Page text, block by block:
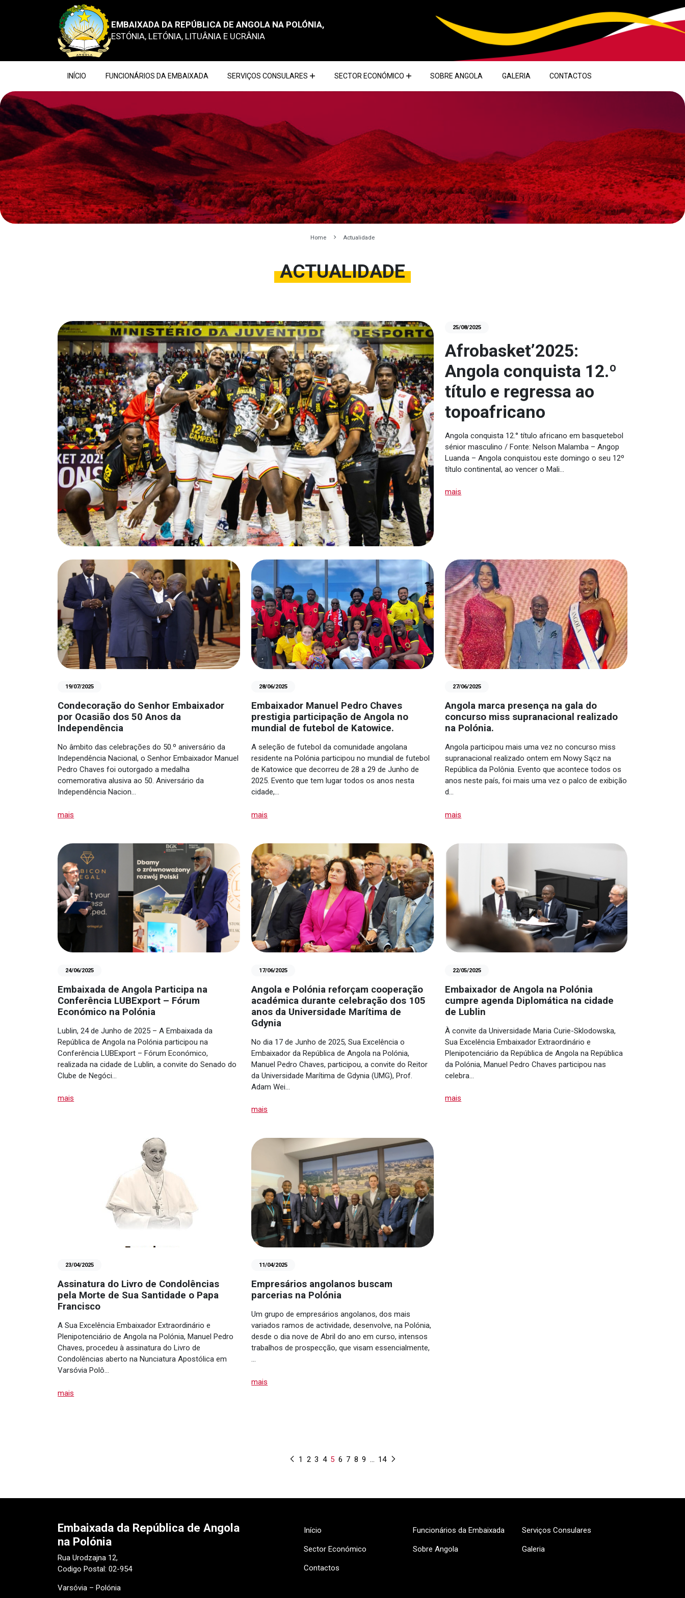
EMBAIXADA DA REPÚBLICA DE ANGOLA NA POLÓNIA,
ESTÓNIA, LETÓNIA, LITUÂNIA E UCRÂNIA
INÍCIO FUNCIONÁRIOS DA EMBAIXADA SERVIÇOS CONSULARES SECTOR ECONÓMICO SOBRE ANGOLA GALERIA CONTACTOS
Home Actualidade
ACTUALIDADE
25/08/2025
Afrobasket’2025:
Angola conquista 12.º
título e regressa ao
topoafricano
Angola conquista 12.° título africano em basquetebol
sénior masculino / Fonte: Nelson Malamba – Angop
Luanda – Angola conquistou este domingo o seu 12º
título continental, ao vencer o Mali…
mais
19/07/2025
Condecoração do Senhor Embaixador
por Ocasião dos 50 Anos da
Independência
No âmbito das celebrações do 50.º aniversário da
Independência Nacional, o Senhor Embaixador Manuel
Pedro Chaves foi outorgado a medalha
comemorativa alusiva ao 50. Aniversário da
Independência Nacion…
mais
28/06/2025
Embaixador Manuel Pedro Chaves
prestigia participação de Angola no
mundial de futebol de Katowice.
A seleção de futebol da comunidade angolana
residente na Polónia participou no mundial de futebol
de Katowice que decorreu de 28 a 29 de Junho de
2025. Evento que tem lugar todos os anos nesta
cidade,…
mais
27/06/2025
Angola marca presença na gala do
concurso miss supranacional realizado
na Polónia.
Angola participou mais uma vez no concurso miss
supranacional realizado ontem em Nowy Sącz na
República da Polônia. Evento que acontece todos os
anos neste país, foi mais uma vez o palco de exibição
d…
mais
24/06/2025
Embaixada de Angola Participa na
Conferência LUBExport – Fórum
Económico na Polónia
Lublin, 24 de Junho de 2025 – A Embaixada da
República de Angola na Polónia participou na
Conferência LUBExport – Fórum Económico,
realizada na cidade de Lublin, a convite do Senado do
Clube de Negóci…
mais
17/06/2025
Angola e Polónia reforçam cooperação
académica durante celebração dos 105
anos da Universidade Marítima de
Gdynia
No dia 17 de Junho de 2025, Sua Excelência o
Embaixador da República de Angola na Polónia,
Manuel Pedro Chaves, participou, a convite do Reitor
da Universidade Marítima de Gdynia (UMG), Prof.
Adam Wei…
mais
22/05/2025
Embaixador de Angola na Polónia
cumpre agenda Diplomática na cidade
de Lublin
À convite da Universidade Maria Curie-Sklodowska,
Sua Excelência Embaixador Extraordinário e
Plenipotenciário da República de Angola na República
da Polónia, Manuel Pedro Chaves participou nas
celebra…
mais
23/04/2025
Assinatura do Livro de Condolências
pela Morte de Sua Santidade o Papa
Francisco
A Sua Excelência Embaixador Extraordinário e
Plenipotenciário de Angola na Polónia, Manuel Pedro
Chaves, procedeu à assinatura do Livro de
Condolências aberto na Nunciatura Apostólica em
Varsóvia Polô…
mais
11/04/2025
Empresários angolanos buscam
parcerias na Polónia
Um grupo de empresários angolanos, dos mais
variados ramos de actividade, desenvolve, na Polónia,
desde o dia nove de Abril do ano em curso, intensos
trabalhos de prospecção, que visam essencialmente,
…
mais
1 2 3 4 5 6 7 8 9 … 14
Embaixada da República de Angola
na Polónia
Rua Urodzajna 12,
Codigo Postal: 02-954
Varsóvia – Polónia
Início Funcionários da Embaixada Serviços Consulares
Sector Económico Sobre Angola Galeria
Contactos